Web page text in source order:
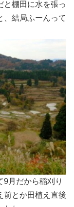
と棚田に水を張っ
、結局ふーんって
9月だから稲刈り
前とか田植え直後